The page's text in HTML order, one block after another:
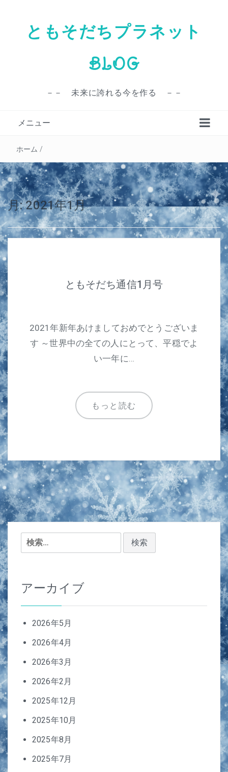
ともそだちプラネット
BLOG
－－ 未来に誇れる今を作る －－
メニュー
ホーム /
月:2021年1月
ともそだち通信1月号
2021年新年あけましておめでとうございま
す ～世界中の全ての人にとって、平穏でよ
い一年に…
もっと読む
検
索:
アーカイブ
2026年5月
2026年4月
2026年3月
2026年2月
2025年12月
2025年10月
2025年8月
2025年7月